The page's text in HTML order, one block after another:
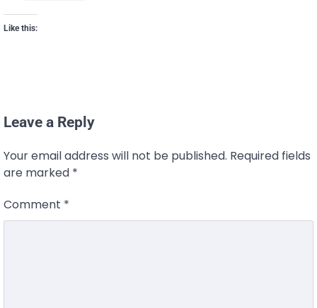
Like this:
Leave a Reply
Your email address will not be published. Required fields
are marked *
Comment *